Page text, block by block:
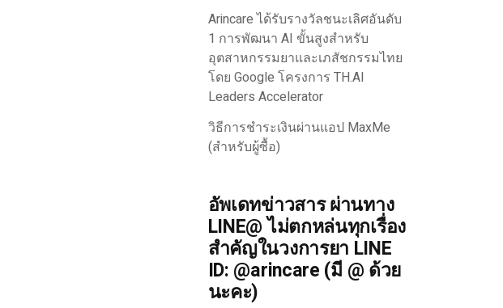
Arincare ได้รับรางวัลชนะเลิศอันดับ
1 การพัฒนา AI ขั้นสูงสำหรับ
อุตสาหกรรมยาและเภสัชกรรมไทย
โดย Google โครงการ TH.AI
Leaders Accelerator
วิธีการชำระเงินผ่านแอป MaxMe
(สำหรับผู้ซื้อ)
อัพเดทข่าวสาร ผ่านทาง
LINE@ ไม่ตกหล่นทุกเรื่อง
สำคัญในวงการยา LINE
ID: @arincare (มี @ ด้วย
นะคะ)